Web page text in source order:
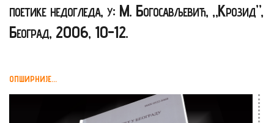
поетике недогледа, у: М. Богосављевић, „Крозид”,
Београд, 2006, 10-12.
ОПШИРНИЈЕ...